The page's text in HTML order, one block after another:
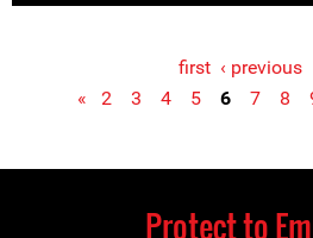
‹ previous
2
3 4 5 6 7 8
Protect to